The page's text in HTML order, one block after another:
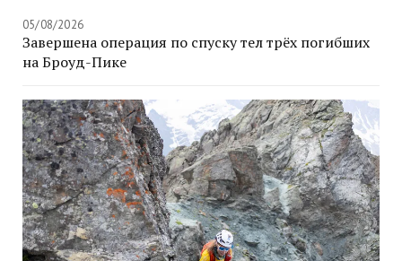
05/08/2026
Завершена операция по спуску тел трёх погибших
на Броуд-Пике